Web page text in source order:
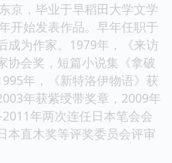
京，毕业于早稻田大学文学
开始发表作品。早年任职于
成为作家。1979年，《来访
协会奖，短篇小说集《拿破
年，《新特洛伊物语》获
年获紫绶带奖章，2009年
年两次连任日本笔会会
本直木奖等评奖委员会评审